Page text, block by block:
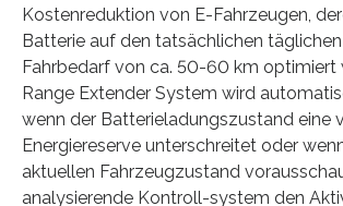
Kostenreduktion von E-Fahrzeugen,
Batterie auf den tatsächlichen
Fahrbedarf von ca. 50-60 km optimiert
Range Extender System wird
wenn der Batterieladungszustand eine
Energiereserve unterschreitet oder
aktuellen Fahrzeugzustand
analysierende Kontroll-system den